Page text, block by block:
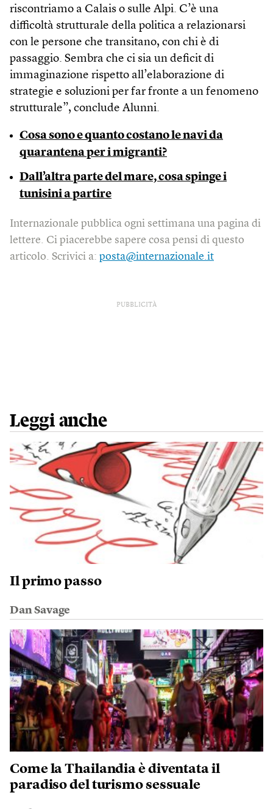
riscontriamo a Calais o sulle Alpi. C’è una
difficoltà strutturale della politica a relazionarsi
con le persone che transitano, con chi è di
passaggio. Sembra che ci sia un deficit di
immaginazione rispetto all’elaborazione di
strategie e soluzioni per far fronte a un fenomeno
strutturale”, conclude Alunni.
Cosa sono e quanto costano le navi da
quarantena per i migranti?
Dall’altra parte del mare, cosa spinge i
tunisini a partire
Internazionale pubblica ogni settimana una pagina di
lettere. Ci piacerebbe sapere cosa pensi di questo
articolo. Scrivici a: posta@internazionale.it
PUBBLICITÀ
Leggi anche
Il primo passo
Dan Savage
Come la Thailandia è diventata il
paradiso del turismo sessuale